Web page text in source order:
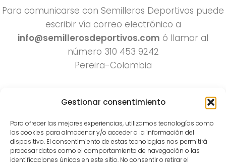
Gestionar consentimiento
Para ofrecer las mejores experiencias, utilizamos tecnologías como
las cookies para almacenar y/o acceder a la información del
dispositivo. El consentimiento de estas tecnologías nos permitirá
procesar datos como el comportamiento de navegación o las
identificaciones únicas en este sitio. No consentir o retirar el
Para comunicarse con Semilleros Deportivos puede
escribir vía correo electrónico a
info@semillerosdeportivos.com ó llamar al
número 310 453 9242
Pereira-Colombia
Todos los derechos reservados 2022.